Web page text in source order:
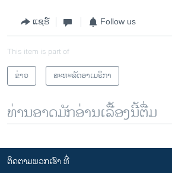
ແຊຣ໌ Follow us
This item is part of
ຂ່າວ
ສະຫະລັດອາເມຣິກາ
ທ່ານອາດມັກອ່ານເລື້ອງນີ້ຕື່ມ
ຕິດຕາມພວກເຮົາ ທີ່